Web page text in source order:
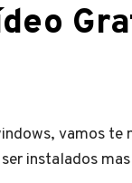
vamos te
instalados